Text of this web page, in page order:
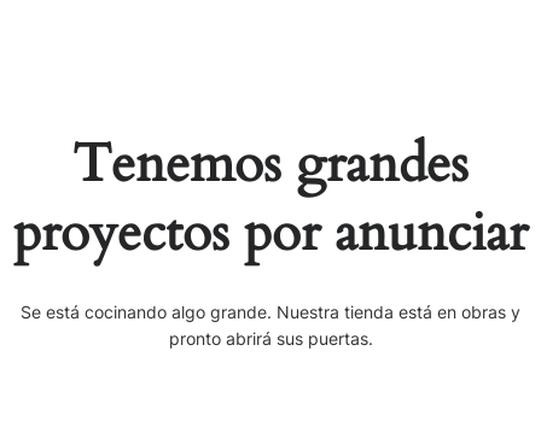
Tenemos grandes
proyectos por anunciar
Se está cocinando algo grande. Nuestra tienda está en obras y
pronto abrirá sus puertas.